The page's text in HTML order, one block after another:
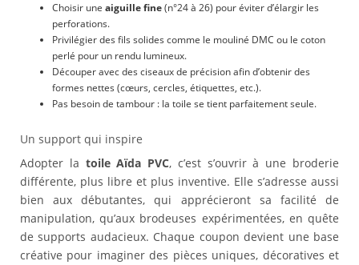
Choisir une aiguille fine(n°24 à 26) pour éviter d’élargir les
perforations.
Privilégier des fils solides comme le mouliné DMC ou le coton
perlé pour un rendu lumineux.
Découper avec des ciseaux de précision afin d’obtenir des
formes nettes (cœurs, cercles, étiquettes, etc.).
Pas besoin de tambour : la toile se tient parfaitement seule.
Un support qui inspire
Adopter la toile Aïda PVC, c’est s’ouvrir à une broderie
différente, plus libre et plus inventive. Elle s’adresse aussi
bien aux débutantes, qui apprécieront sa facilité de
manipulation, qu’aux brodeuses expérimentées, en quête
de supports audacieux. Chaque coupon devient une base
créative pour imaginer des pièces uniques, décoratives et